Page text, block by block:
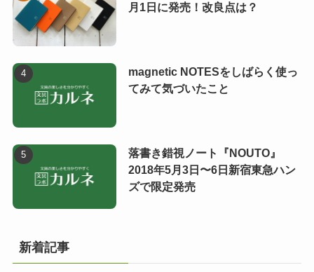
月1日に発売！改良点は？
magnetic NOTESをしばらく使っ
てみて気づいたこと
落書き錯視ノート『NOUTO』
2018年5月3日〜6日新宿東急ハン
ズで限定発売
新着記事